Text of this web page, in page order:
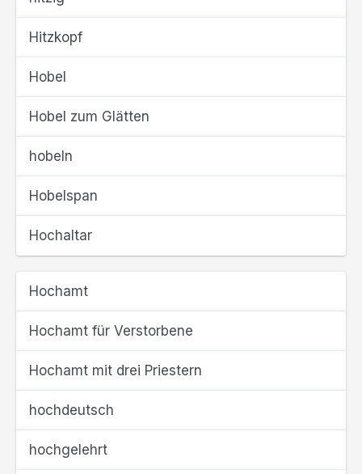
Hitzkopf
Hobel
Hobel zum Glätten
hobeln
Hobelspan
Hochaltar
Hochamt
Hochamt für Verstorbene
Hochamt mit drei Priestern
hochdeutsch
hochgelehrt